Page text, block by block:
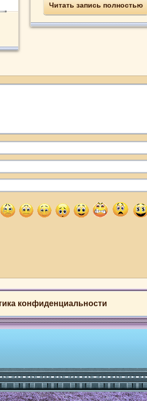
Читать запись полностью
конфиденциальности